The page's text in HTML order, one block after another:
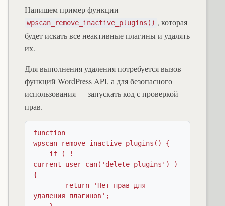
Напишем пример функции
wpscan_remove_inactive_plugins() , которая
будет искать все неактивные плагины и удалять
их.
Для выполнения удаления потребуется вызов
функций WordPress API, а для безопасного
использования — запускать код с проверкой
прав.
function
wpscan_remove_inactive_plugins() {
current_user_can('delete_plugins') )
{
удаления плагинов';